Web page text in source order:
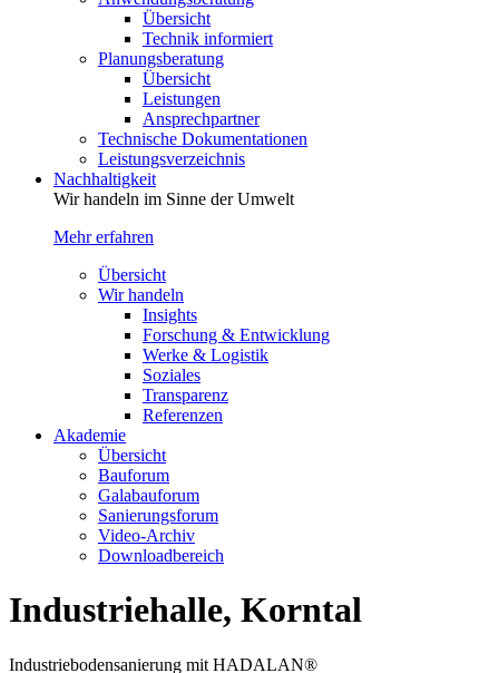
Übersicht
Technik informiert
Planungsberatung
Übersicht
Leistungen
Ansprechpartner
Technische Dokumentationen
Leistungsverzeichnis
Nachhaltigkeit
Wir handeln im Sinne der Umwelt
Mehr erfahren
Übersicht
Wir handeln
Insights
Forschung & Entwicklung
Werke & Logistik
Soziales
Transparenz
Referenzen
Akademie
Übersicht
Bauforum
Galabauforum
Sanierungsforum
Video-Archiv
Downloadbereich
Industriehalle, Korntal
Industriebodensanierung mit HADALAN®